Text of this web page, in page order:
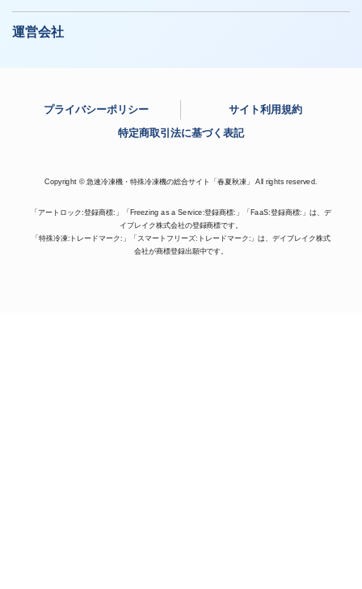
運営会社
プライバシーポリシー
サイト利用規約
特定商取引法に基づく表記
Copyright © 急速冷凍機・特殊冷凍機の総合サイト「春夏秋凍」 All rights reserved.
「アートロック:登録商標:」「Freezing as a Service:登録商標:」「FaaS:登録商標:」は、デ
イブレイク株式会社の登録商標です。
「特殊冷凍:トレードマーク:」「スマートフリーズ:トレードマーク:」は、デイブレイク株式
会社が商標登録出願中です。